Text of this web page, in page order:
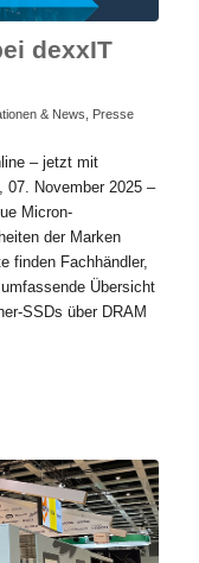
dexxIT
& News Presse
– jetzt mit
07. November 2025 –
Micron-
der Marken
finden Fachhändler,
Übersicht
SSDs über DRAM